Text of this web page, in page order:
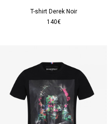
T-shirt Derek Noir
140€